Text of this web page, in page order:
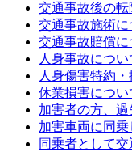
交通事故後の
交通事故施術に
交通事故賠償に
人身事故につい
人身傷害特約
休業損害につい
加害者の方、
加害車両に同
同乗者として